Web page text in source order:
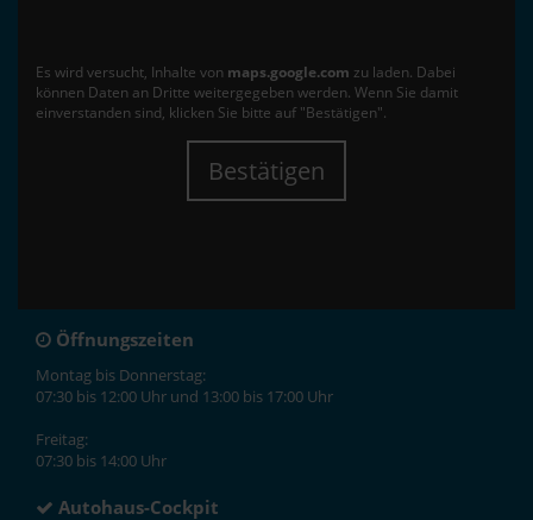
Es wird versucht, Inhalte von maps.google.com zu laden. Dabei
können Daten an Dritte weitergegeben werden. Wenn Sie damit
einverstanden sind, klicken Sie bitte auf "Bestätigen".
Bestätigen
Öffnungszeiten
Montag bis Donnerstag:
07:30 bis 12:00 Uhr und 13:00 bis 17:00 Uhr
Freitag:
07:30 bis 14:00 Uhr
Autohaus-Cockpit